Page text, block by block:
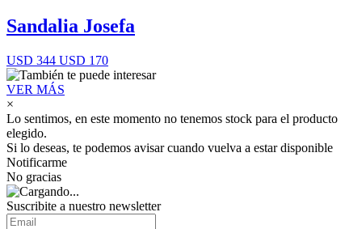
Sandalia Josefa
USD 344 USD 170
VER MÁS
×
Lo sentimos, en este momento no tenemos stock para el producto
elegido.
Si lo deseas, te podemos avisar cuando vuelva a estar disponible
Notificarme
No gracias
Suscribite a nuestro newsletter